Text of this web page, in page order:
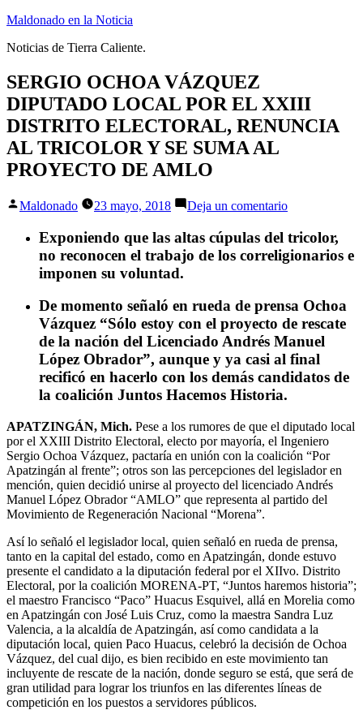
Ir
contenido
Maldonado en la Noticia
Noticias de Tierra Caliente.
SERGIO OCHOA VÁZQUEZ
DIPUTADO LOCAL POR EL XXIII
DISTRITO ELECTORAL, RENUNCIA
AL TRICOLOR Y SE SUMA AL
PROYECTO DE AMLO
Publicado
Maldonado 23 mayo, 2018 Deja un comentarioen
OCHOA
VÁZQUEZ
DIPUTADO
EL
XXIII
DISTRITO
RENUNCIA
AL
SE
SUMA
AL
PROYECTO
DE
AMLO
Exponiendo que las altas cúpulas del tricolor,
no reconocen el trabajo de los correligionarios e
imponen su voluntad.
De momento señaló en rueda de prensa Ochoa
Vázquez “Sólo estoy con el proyecto de rescate
de la nación del Licenciado Andrés Manuel
López Obrador”, aunque y ya casi al final
recificó en hacerlo con los demás candidatos de
la coalición Juntos Hacemos Historia.
APATZINGÁN, Mich. Pese a los rumores de que el diputado local
por el XXIII Distrito Electoral, electo por mayoría, el Ingeniero
Sergio Ochoa Vázquez, pactaría en unión con la coalición “Por
Apatzingán al frente”; otros son las percepciones del legislador en
mención, quien decidió unirse al proyecto del licenciado Andrés
Manuel López Obrador “AMLO” que representa al partido del
Movimiento de Regeneración Nacional “Morena”.
Así lo señaló el legislador local, quien señaló en rueda de prensa,
tanto en la capital del estado, como en Apatzingán, donde estuvo
presente el candidato a la diputación federal por el XIIvo. Distrito
Electoral, por la coalición MORENA-PT, “Juntos haremos historia”;
el maestro Francisco “Paco” Huacus Esquivel, allá en Morelia como
en Apatzingán con José Luis Cruz, como la maestra Sandra Luz
Valencia, a la alcaldía de Apatzingán, así como candidata a la
diputación local, quien Paco Huacus, celebró la decisión de Ochoa
Vázquez, del cual dijo, es bien recibido en este movimiento tan
incluyente de rescate de la nación, donde seguro se está, que será de
gran utilidad para lograr los triunfos en las diferentes líneas de
competición en los puestos a servidores públicos.